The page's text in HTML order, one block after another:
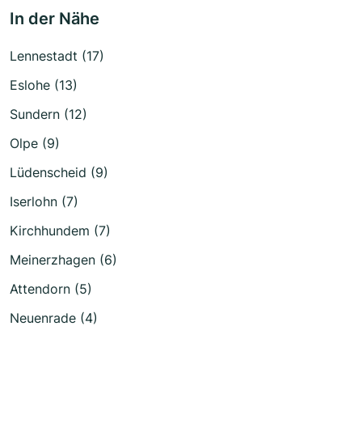
In der Nähe
Lennestadt (17)
Eslohe (13)
Sundern (12)
Olpe (9)
Lüdenscheid (9)
Iserlohn (7)
Kirchhundem (7)
Meinerzhagen (6)
Attendorn (5)
Neuenrade (4)